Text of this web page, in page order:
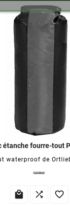
étanche fourre-tout
waterproof de
  